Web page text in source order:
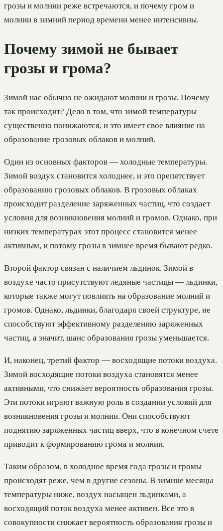
грозы и молнии реже встречаются, и почему гром и
молнии в зимний период времени менее интенсивны.
Почему зимой не бывает
грозы и грома?
Зимой нас обычно не ожидают молнии и грозы. Почему
так происходит? Дело в том, что зимой температуры
существенно понижаются, и это имеет свое влияние на
образование грозовых облаков и молний.
Один из основных факторов — холодные температуры.
Зимой воздух становится холоднее, и это препятствует
образованию грозовых облаков. В грозовых облаках
происходит разделение заряженных частиц, что создает
условия для возникновения молний и громов. Однако, при
низких температурах этот процесс становится менее
активным, и потому грозы в зимнее время бывают редко.
Второй фактор связан с наличием льдинок. Зимой в
воздухе часто присутствуют ледяные частицы — льдинки,
которые также могут повлиять на образование молний и
громов. Однако, льдинки, благодаря своей структуре, не
способствуют эффективному разделению заряженных
частиц, а значит, шанс образования грозы уменьшается.
И, наконец, третий фактор — восходящие потоки воздуха.
Зимой восходящие потоки воздуха становятся менее
активными, что снижает вероятность образования грозы.
Эти потоки играют важную роль в создании условий для
возникновения грозы и молнии. Они способствуют
поднятию заряженных частиц вверх, что в конечном счете
приводит к формированию грома и молнии.
Таким образом, в холодное время года грозы и громы
происходят реже, чем в другие сезоны. В зимние месяцы
температуры ниже, воздух насыщен льдинками, а
восходящий поток воздуха менее активен. Все это в
совокупности снижает вероятность образования грозы и